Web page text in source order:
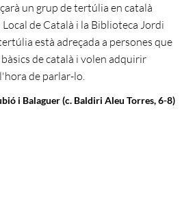
un grup de tertúlia en català
de Català i la Biblioteca Jordi
està adreçada a persones que
de català i volen adquirir
de parlar-lo.
i Balaguer (c. Baldiri Aleu Torres, 6-8)